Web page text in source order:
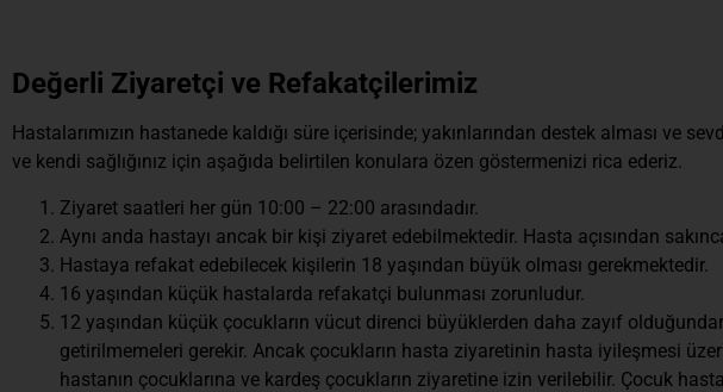
Değerli Ziyaretçi ve Refakatçilerimiz
Hastalarımızın hastanede kaldığı süre içerisinde; yakınlarından destek alması ve
ve kendi sağlığınız için aşağıda belirtilen konulara özen göstermenizi rica ederiz.
Ziyaret saatleri her gün 10:00 – 22:00 arasındadır.
Aynı anda hastayı ancak bir kişi ziyaret edebilmektedir. Hasta açısından
Hastaya refakat edebilecek kişilerin 18 yaşından büyük olması gerekmektedir.
16 yaşından küçük hastalarda refakatçi bulunması zorunludur.
12 yaşından küçük çocukların vücut direnci büyüklerden daha zayıf
getirilmemeleri gerekir. Ancak çocukların hasta ziyaretinin hasta iyileşmesi
hastanın çocuklarına ve kardeş çocukların ziyaretine izin verilebilir. Çocuk